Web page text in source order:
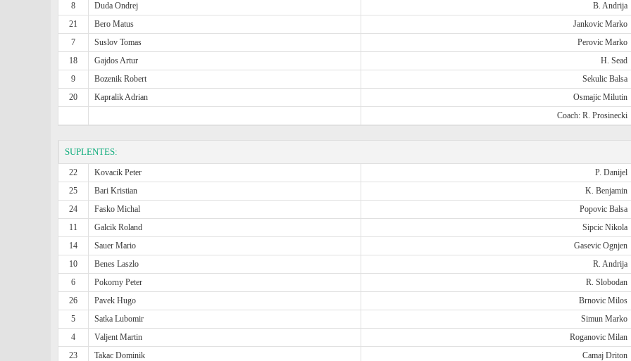
8
Duda Ondrej B. Andrija
21
Bero Matus Jankovic Marko
7
Suslov Tomas Perovic Marko
18
Gajdos Artur H. Sead
9
Bozenik Robert Sekulic Balsa
20
Kapralik Adrian Osmajic Milutin
Coach: R. Prosinecki
SUPLENTES:
22 Kovacik Peter P. Danijel
25
Bari Kristian K. Benjamin
24
Fasko Michal Popovic Balsa
11
Galcik Roland Sipcic Nikola
14
Sauer Mario Gasevic Ognjen
10
Benes Laszlo R. Andrija
6
Pokorny Peter R. Slobodan
26
Pavek Hugo Brnovic Milos
5
Satka Lubomir Simun Marko
4
Valjent Martin Roganovic Milan
23
Takac Dominik Camaj Driton